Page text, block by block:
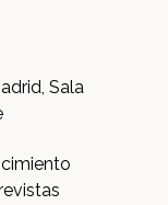
Sala